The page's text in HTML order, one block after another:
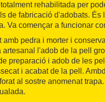
rehabilitada per
de fabricació d'adobats. És
Va començar a funcionar
amb pedra i morter i
l'adob de la pell
preparació i adob de les
i acabat de la pell.
al sostre anomenat